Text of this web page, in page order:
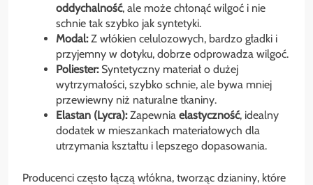
oddychalność, ale może chłonąć wilgoć i nie
schnie tak szybko jak syntetyki.
Modal:Z włókien celulozowych, bardzo gładki i
przyjemny w dotyku, dobrze odprowadza wilgoć.
Poliester:Syntetyczny materiał o dużej
wytrzymałości, szybko schnie, ale bywa mniej
przewiewny niż naturalne tkaniny.
Elastan (Lycra):Zapewnia elastyczność, idealny
dodatek w mieszankach materiałowych dla
utrzymania kształtu i lepszego dopasowania.
Producenci często łączą włókna, tworząc dzianiny, które